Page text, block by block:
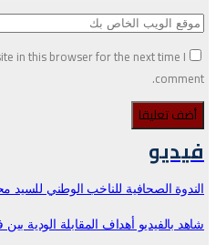
website in this browser for the next
الصحافية للناخب الوطني للسيد محمد
أهداف المقابلة الودية بين فرنسا